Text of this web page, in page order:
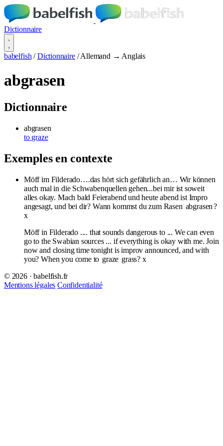
Dictionnaire
babelfish / Dictionnaire / Allemand → Anglais
abgrasen
Dictionnaire
abgrasen
to graze
Exemples en contexte
Möff im Filderado….das hört sich gefährlich an… Wir können
auch mal in die Schwabenquellen gehen...bei mir ist soweit
alles okay. Mach bald Feierabend und heute abend ist Impro
angesagt, und bei dir? Wann kommst du zum Rasen abgrasen?
x
Möff in Filderado .... that sounds dangerous to ... We can even
go to the Swabian sources ... if everything is okay with me. Join
now and closing time tonight is improv announced, and with
you? When you come to graze grass? x
© 2026 · babelfish.fr
Mentions légales Confidentialité